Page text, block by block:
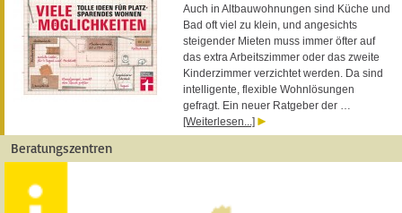
Auch in Altbauwohnungen sind Küche und
Bad oft viel zu klein, und angesichts
steigender Mieten muss immer öfter auf
das extra Arbeitszimmer oder das zweite
Kinderzimmer verzichtet werden. Da sind
intelligente, flexible Wohnlösungen
gefragt. Ein neuer Ratgeber der …
[Weiterlesen...]
Beratungszentren